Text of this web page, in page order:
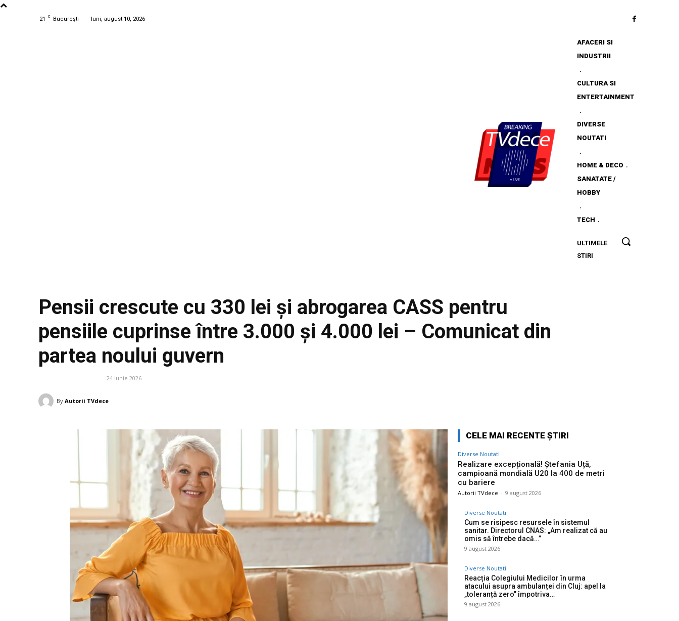
21 C București luni, august 10, 2026
AFACERI SI
INDUSTRII
CULTURA SI
ENTERTAINMENT
DIVERSE
NOUTATI
HOME & DECO
SANATATE /
HOBBY
TECH
ULTIMELE
STIRI
Realizare
Pensii crescute cu 330 lei și abrogarea CASS pentru
pensiile cuprinse între 3.000 și 4.000 lei – Comunicat din
partea noului guvern
24 iunie 2026
By Autorii TVdece
CELE MAI RECENTE ȘTIRI
Diverse Noutati
Realizare excepțională! Ștefania Uță,
campioană mondială U20 la 400 de metri
cu bariere
Autorii TVdece - 9 august 2026
Diverse Noutati
Cum se risipesc resursele în sistemul
sanitar. Directorul CNAS: „Am realizat că au
omis să întrebe dacă…”
9 august 2026
Diverse Noutati
Reacția Colegiului Medicilor în urma
atacului asupra ambulanței din Cluj: apel la
„toleranță zero” împotriva…
9 august 2026